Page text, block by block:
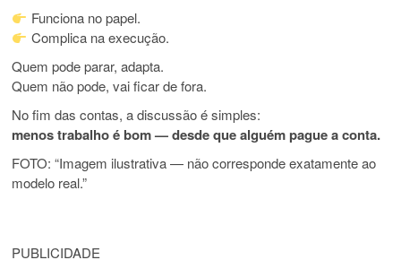
Funciona no papel.
Complica na execução.
Quem pode parar, adapta.
Quem não pode, vai ficar de fora.
No fim das contas, a discussão é simples:
menos trabalho é bom — desde que alguém pague a conta.
FOTO: “Imagem ilustrativa — não corresponde exatamente ao
modelo real.”
PUBLICIDADE